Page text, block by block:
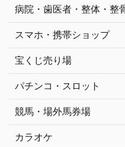
病院・歯医者・整体・整
スマホ・携帯ショップ
宝くじ売り場
パチンコ・スロット
競馬・場外馬券場
カラオケ